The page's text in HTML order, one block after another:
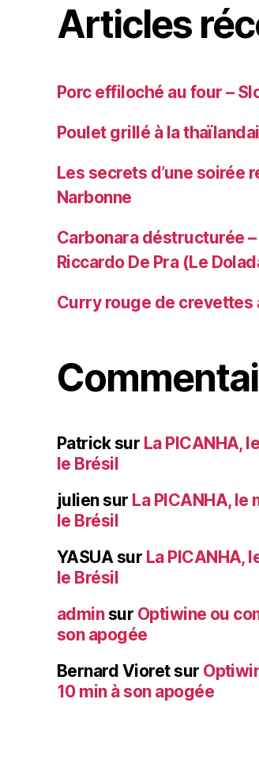
Articles
Porc effiloché au four –
Poulet grillé à la
Les secrets d’une soirée
Narbonne
Carbonara déstructurée
Riccardo De Pra (Le
Curry rouge de crevettes
Patricksur La PICANHA,
le Brésil
juliensur La PICANHA,
le Brésil
YASUAsur La PICANHA,
le Brésil
adminsur Optiwine ou
son apogée
Bernard Vioretsur
10 min à son apogée